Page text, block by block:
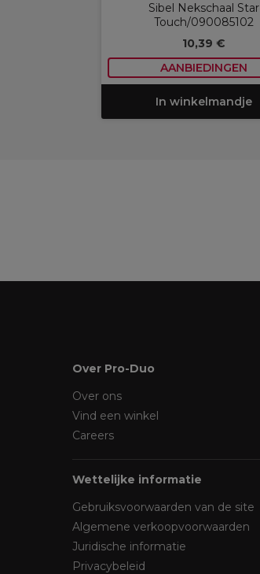
Sibel Nekschaal Star
Touch/090085102
10,39 €
AANBIEDINGEN
In winkelmandje
Over Pro-Duo
Over ons
Vind een winkel
Careers
Wettelijke informatie
Gebruiksvoorwaarden van de site
Algemene verkoopvoorwaarden
Juridische informatie
Privacybeleid